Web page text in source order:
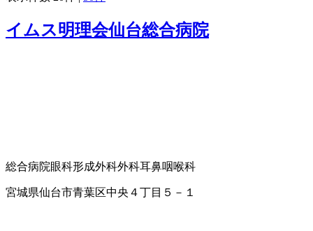
イムス明理会仙台総合病院
総合病院眼科形成外科外科耳鼻咽喉科
宮城県仙台市青葉区中央４丁目５－１